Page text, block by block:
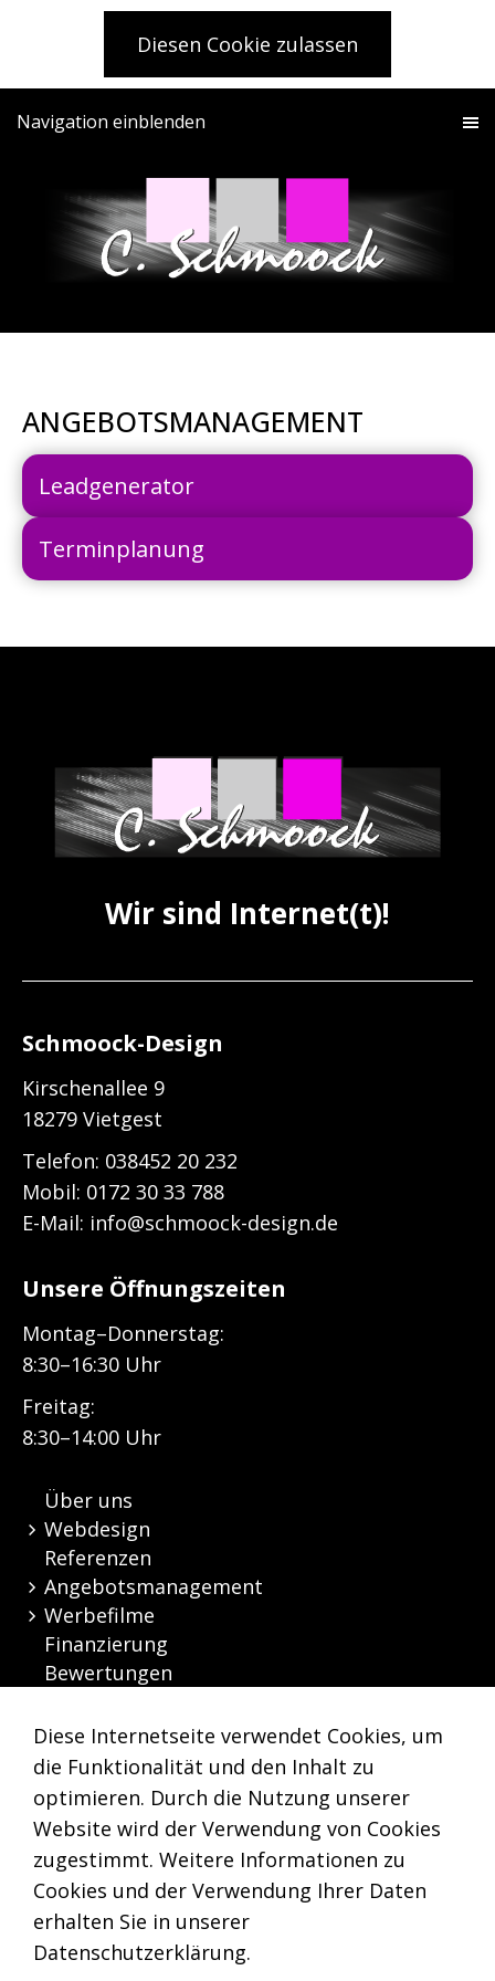
Diesen Cookie zulassen
Navigation einblenden
ANGEBOTSMANAGEMENT
Leadgenerator
Terminplanung
Wir sind Internet(t)!
Schmoock-Design
Kirschenallee 9
18279 Vietgest
Telefon: 038452 20 232
Mobil: 0172 30 33 788
E-Mail: info@schmoock-design.de
Unsere Öffnungszeiten
Montag–Donnerstag:
8:30–16:30 Uhr
Freitag:
8:30–14:00 Uhr
Über uns
Webdesign
Referenzen
Angebotsmanagement
Werbefilme
Finanzierung
Bewertungen
Nützliche Links
Diese Internetseite verwendet Cookies, um
die Funktionalität und den Inhalt zu
optimieren. Durch die Nutzung unserer
Website wird der Verwendung von Cookies
zugestimmt. Weitere Informationen zu
Cookies und der Verwendung Ihrer Daten
erhalten Sie in unserer
Datenschutzerklärung.